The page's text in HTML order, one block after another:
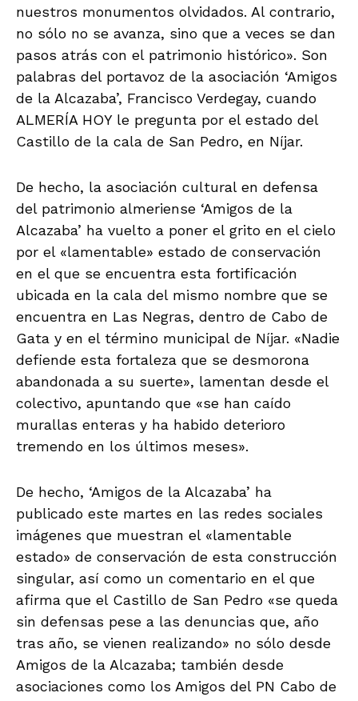
nuestros monumentos olvidados. Al contrario,
no sólo no se avanza, sino que a veces se dan
pasos atrás con el patrimonio histórico». Son
palabras del portavoz de la asociación ‘Amigos
de la Alcazaba’, Francisco Verdegay, cuando
ALMERÍA HOY le pregunta por el estado del
Castillo de la cala de San Pedro, en Níjar.
De hecho, la asociación cultural en defensa
del patrimonio almeriense ‘Amigos de la
Alcazaba’ ha vuelto a poner el grito en el cielo
por el «lamentable» estado de conservación
en el que se encuentra esta fortificación
ubicada en la cala del mismo nombre que se
encuentra en Las Negras, dentro de Cabo de
Gata y en el término municipal de Níjar. «Nadie
defiende esta fortaleza que se desmorona
abandonada a su suerte», lamentan desde el
colectivo, apuntando que «se han caído
murallas enteras y ha habido deterioro
tremendo en los últimos meses».
De hecho, ‘Amigos de la Alcazaba’ ha
publicado este martes en las redes sociales
imágenes que muestran el «lamentable
estado» de conservación de esta construcción
singular, así como un comentario en el que
afirma que el Castillo de San Pedro «se queda
sin defensas pese a las denuncias que, año
tras año, se vienen realizando» no sólo desde
Amigos de la Alcazaba; también desde
asociaciones como los Amigos del PN Cabo de